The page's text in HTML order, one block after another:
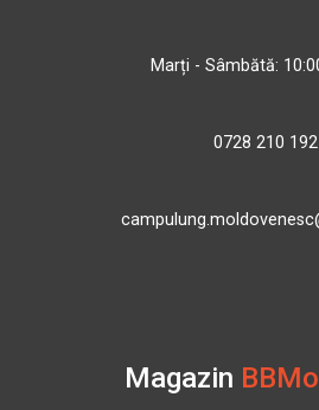
Marți - Sâmbătă:
0728 210 192
Magazin